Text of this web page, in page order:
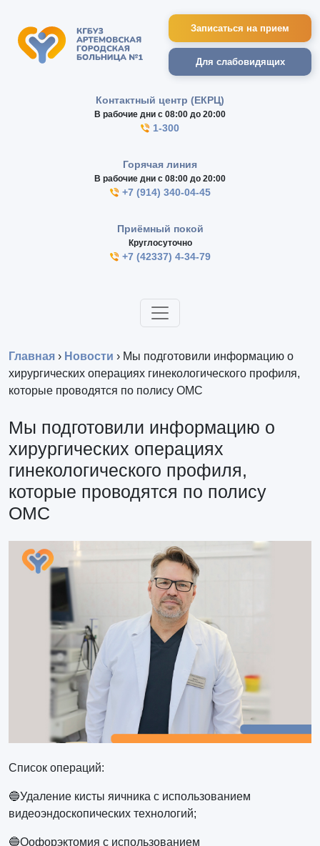
Записаться на прием
Для слабовидящих
Контактный центр (ЕКРЦ)
В рабочие дни с 08:00 до 20:00
1-300
Горячая линия
В рабочие дни с 08:00 до 20:00
+7 (914) 340-04-45
Приёмный покой
Круглосуточно
+7 (42337) 4-34-79
Главная › Новости › Мы подготовили информацию о
хирургических операциях гинекологического профиля,
которые проводятся по полису ОМС
Мы подготовили информацию о
хирургических операциях
гинекологического профиля,
которые проводятся по полису
ОМС
Список операций:
🔵Удаление кисты яичника с использованием
видеоэндоскопических технологий;
🔵Оофорэктомия с использованием